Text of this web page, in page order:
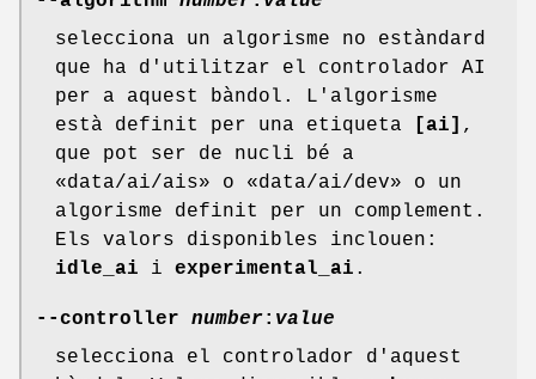
selecciona un algorisme no estàndard
que ha d'utilitzar el controlador AI
per a aquest bàndol. L'algorisme
està definit per una etiqueta
[ai] ,
que pot ser de nucli bé a
«data/ai/ais» o «data/ai/dev» o un
algorisme definit per un complement.
Els valors disponibles inclouen:
idle_ai i experimental_ai .
--controller number: value
selecciona el controlador d'aquest